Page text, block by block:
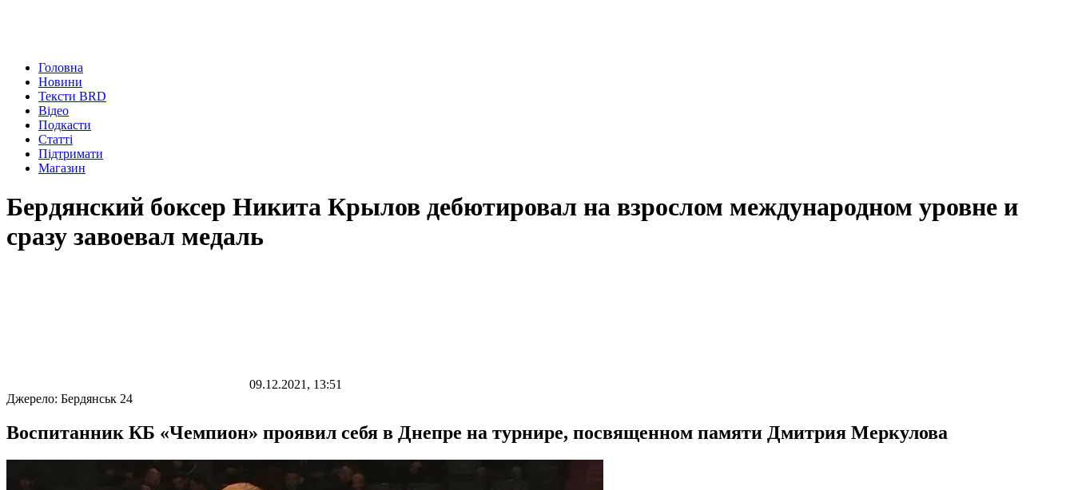
Головна
Новини
Тексти BRD
Відео
Подкасти
Статті
Підтримати
Магазин
Бердянский боксер Никита Крылов дебютировал на взрослом международном уровне и
сразу завоевал медаль
09.12.2021, 13:51
Джерело: Бердянськ 24
Воспитанник КБ «Чемпион» проявил себя в Днепре на турнире, посвященном памяти Дмитрия Меркулова